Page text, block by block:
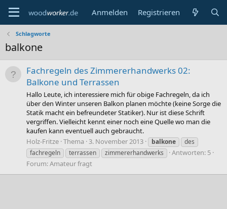
Anmelden Registrieren
Schlagworte
balkone
Fachregeln des Zimmererhandwerks 02:
Balkone und Terrassen
Hallo Leute, ich interessiere mich für obige Fachregeln, da ich
über den Winter unseren Balkon planen möchte (keine Sorge die
Statik macht ein befreundeter Statiker). Nur ist diese Schrift
vergriffen. Vielleicht kennt einer noch eine Quelle wo man die
kaufen kann eventuell auch gebraucht.
Holz-Fritze Thema 3. November 2013 balkone
des
fachregeln
terrassen zimmererhandwerks
Antworten: 5
Forum:Amateur fragt